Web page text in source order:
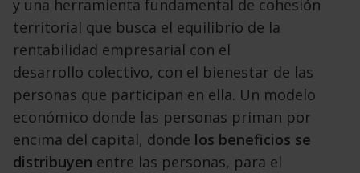
y una herramienta fundamental de cohesión
territorial que busca el equilibrio de la
rentabilidad empresarial con el
desarrollo colectivo, con el bienestar de las
personas que participan en ella. Un modelo
económico donde las personas priman por
encima del capital, donde los beneficios se
distribuyen entre las personas, para el